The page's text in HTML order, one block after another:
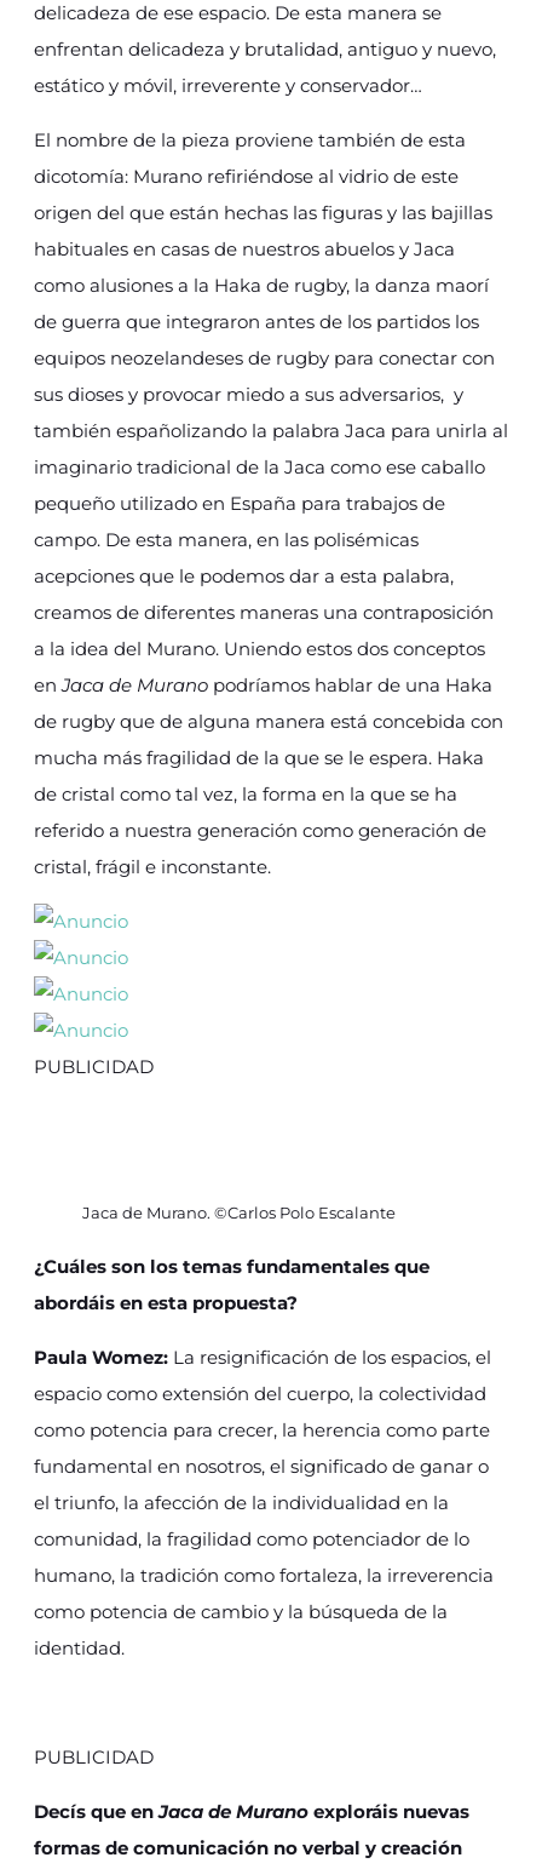
delicadeza de ese espacio. De esta manera se
enfrentan delicadeza y brutalidad, antiguo y nuevo,
estático y móvil, irreverente y conservador…
El nombre de la pieza proviene también de esta
dicotomía: Murano refiriéndose al vidrio de este
origen del que están hechas las figuras y las bajillas
habituales en casas de nuestros abuelos y Jaca
como alusiones a la Haka de rugby, la danza maorí
de guerra que integraron antes de los partidos los
equipos neozelandeses de rugby para conectar con
sus dioses y provocar miedo a sus adversarios, y
también españolizando la palabra Jaca para unirla al
imaginario tradicional de la Jaca como ese caballo
pequeño utilizado en España para trabajos de
campo. De esta manera, en las polisémicas
acepciones que le podemos dar a esta palabra,
creamos de diferentes maneras una contraposición
a la idea del Murano. Uniendo estos dos conceptos
enJaca de Murano podríamos hablar de una Haka
de rugby que de alguna manera está concebida con
mucha más fragilidad de la que se le espera. Haka
de cristal como tal vez, la forma en la que se ha
referido a nuestra generación como generación de
cristal, frágil e inconstante.
PUBLICIDAD
Jaca de Murano. ©Carlos Polo Escalante
¿Cuáles son los temas fundamentales que
abordáis en esta propuesta?
Paula Womez: La resignificación de los espacios, el
espacio como extensión del cuerpo, la colectividad
como potencia para crecer, la herencia como parte
fundamental en nosotros, el significado de ganar o
el triunfo, la afección de la individualidad en la
comunidad, la fragilidad como potenciador de lo
humano, la tradición como fortaleza, la irreverencia
como potencia de cambio y la búsqueda de la
identidad.
PUBLICIDAD
Decís que enJaca de Murano exploráis nuevas
formas de comunicación no verbal y creación